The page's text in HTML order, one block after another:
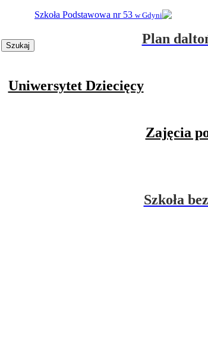
Szukaj
Szkoła Podstawowa nr 53 w Gdyni
Plan
Uniwersytet Dziecięcy
Zajęcia
Szkoła